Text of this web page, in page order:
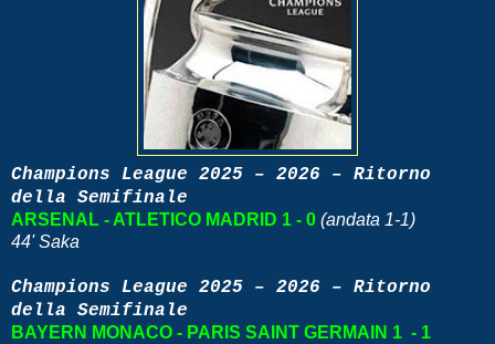
Champions League 2025 – 2026 – Ritorno
della Semifinale
ARSENAL - ATLETICO MADRID 1 - 0 (andata 1-1)
44' Saka
Champions League 2025 – 2026 – Ritorno
della Semifinale
BAYERN MONACO - PARIS SAINT GERMAIN 1 - 1